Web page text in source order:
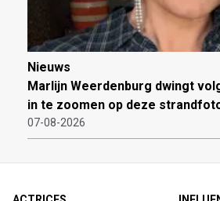
Nieuws
Marlijn Weerdenburg dwingt
in te zoomen op deze
07-08-2026